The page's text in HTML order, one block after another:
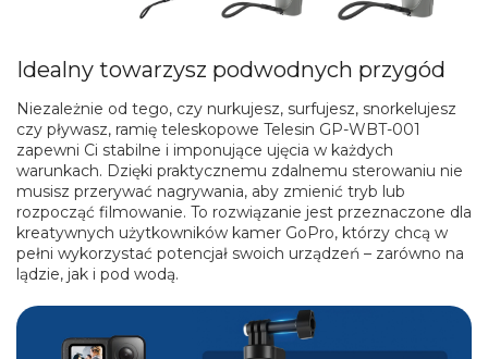
Idealny towarzysz podwodnych przygód
Niezależnie od tego, czy nurkujesz, surfujesz, snorkelujesz
czy pływasz, ramię teleskopowe Telesin GP-WBT-001
zapewni Ci stabilne i imponujące ujęcia w każdych
warunkach. Dzięki praktycznemu zdalnemu sterowaniu nie
musisz przerywać nagrywania, aby zmienić tryb lub
rozpocząć filmowanie. To rozwiązanie jest przeznaczone dla
kreatywnych użytkowników kamer GoPro, którzy chcą w
pełni wykorzystać potencjał swoich urządzeń – zarówno na
lądzie, jak i pod wodą.